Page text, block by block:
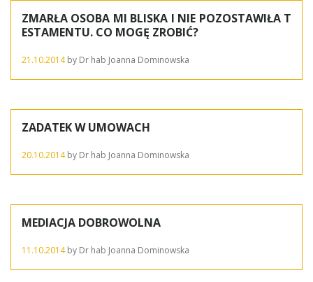
ZMARŁA OSOBA MI BLISKA I NIE POZOSTAWIŁA T
ESTAMENTU. CO MOGĘ ZROBIĆ?
21.10.2014 by Dr hab Joanna Dominowska
ZADATEK W UMOWACH
20.10.2014 by Dr hab Joanna Dominowska
MEDIACJA DOBROWOLNA
11.10.2014 by Dr hab Joanna Dominowska